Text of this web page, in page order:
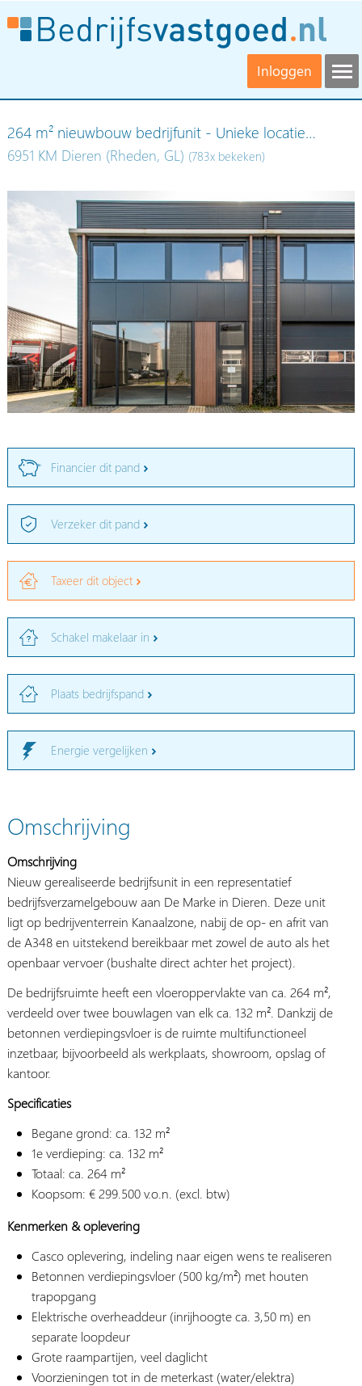
Inloggen
264 m² nieuwbouw bedrijfunit - Unieke locatie…
6951 KM Dieren (Rheden, GL) (783x bekeken)
Financier dit pand
Verzeker dit pand
Taxeer dit object
Schakel makelaar in
Plaats bedrijfspand
Energie vergelijken
Omschrijving
Omschrijving
Nieuw gerealiseerde bedrijfsunit in een representatief
bedrijfsverzamelgebouw aan De Marke in Dieren. Deze unit
ligt op bedrijventerrein Kanaalzone, nabij de op- en afrit van
de A348 en uitstekend bereikbaar met zowel de auto als het
openbaar vervoer (bushalte direct achter het project).
De bedrijfsruimte heeft een vloeroppervlakte van ca. 264 m²,
verdeeld over twee bouwlagen van elk ca. 132 m². Dankzij de
betonnen verdiepingsvloer is de ruimte multifunctioneel
inzetbaar, bijvoorbeeld als werkplaats, showroom, opslag of
kantoor.
Specificaties
Begane grond: ca. 132 m²
1e verdieping: ca. 132 m²
Totaal: ca. 264 m²
Koopsom: € 299.500 v.o.n. (excl. btw)
Kenmerken & oplevering
Casco oplevering, indeling naar eigen wens te realiseren
Betonnen verdiepingsvloer (500 kg/m²) met houten
trapopgang
Elektrische overheaddeur (inrijhoogte ca. 3,50 m) en
separate loopdeur
Grote raampartijen, veel daglicht
Voorzieningen tot in de meterkast (water/elektra)